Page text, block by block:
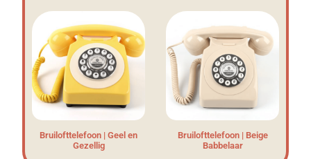
Bruilofttelefoon | Geel en
Gezellig
Bruilofttelefoon | Beige
Babbelaar